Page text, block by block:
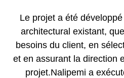
Le projet a été
architectural existant, que
besoins du client, en
et en assurant la direction
projet.Nalipemi a